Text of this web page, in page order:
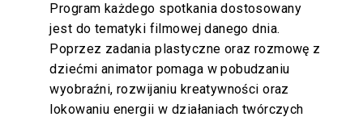
Program każdego spotkania dostosowany
jest do tematyki filmowej danego dnia.
Poprzez zadania plastyczne oraz rozmowę z
dziećmi animator pomaga w pobudzaniu
wyobraźni, rozwijaniu kreatywności oraz
lokowaniu energii w działaniach twórczych